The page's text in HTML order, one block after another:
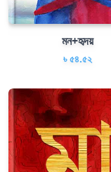
মন+হৃদয়
৳ ৫৪.৫২